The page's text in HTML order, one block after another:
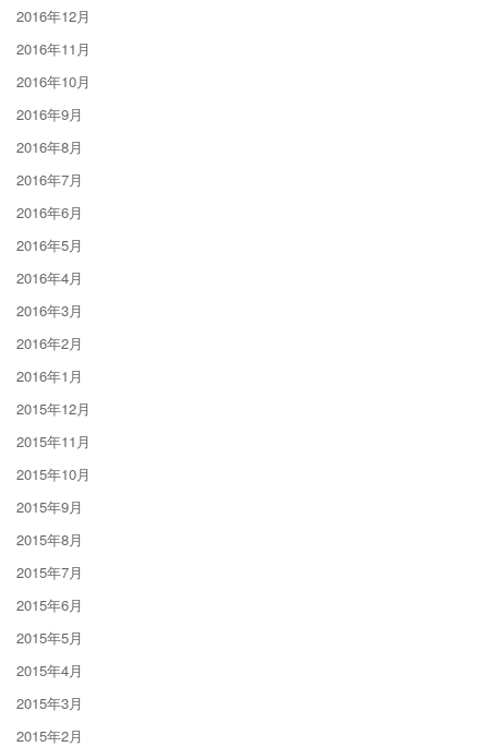
2016年12月
2016年11月
2016年10月
2016年9月
2016年8月
2016年7月
2016年6月
2016年5月
2016年4月
2016年3月
2016年2月
2016年1月
2015年12月
2015年11月
2015年10月
2015年9月
2015年8月
2015年7月
2015年6月
2015年5月
2015年4月
2015年3月
2015年2月